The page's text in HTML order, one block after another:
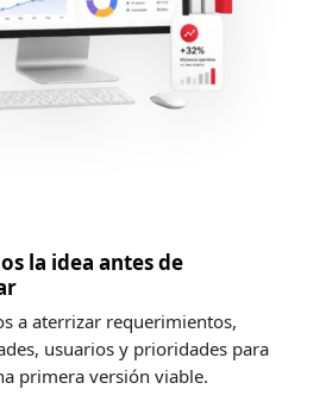
la idea antes de
a aterrizar requerimientos,
usuarios y prioridades para
primera versión viable.